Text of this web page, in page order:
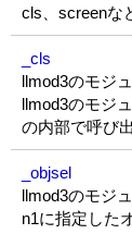
cls、screenな
_cls
llmod3のモジ
llmod3のモジ
の内部で呼び
_objsel
llmod3のモジ
n1に指定した